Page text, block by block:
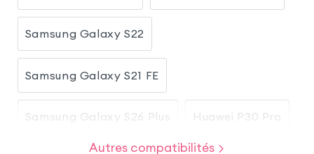
Samsung Galaxy S22
Samsung Galaxy S21 FE
Samsung Galaxy S26 Plus Huawei P30 Pro
Autres compatibilités